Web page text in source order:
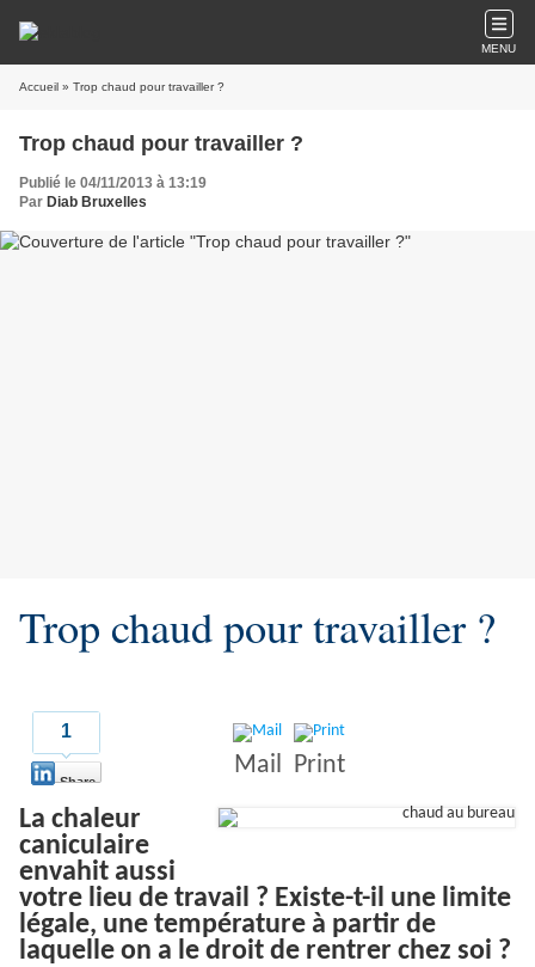
MENU
Accueil » Trop chaud pour travailler ?
Trop chaud pour travailler ?
Publié le 04/11/2013 à 13:19
Par Diab Bruxelles
Trop chaud pour travailler ?
1
Share
Mail Print
La chaleur
caniculaire
envahit aussi
votre lieu de travail ? Existe-t-il une limite
légale, une température à partir de
laquelle on a le droit de rentrer chez soi ?